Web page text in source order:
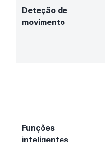
Deteção de
movimento
Funções
inteligentes